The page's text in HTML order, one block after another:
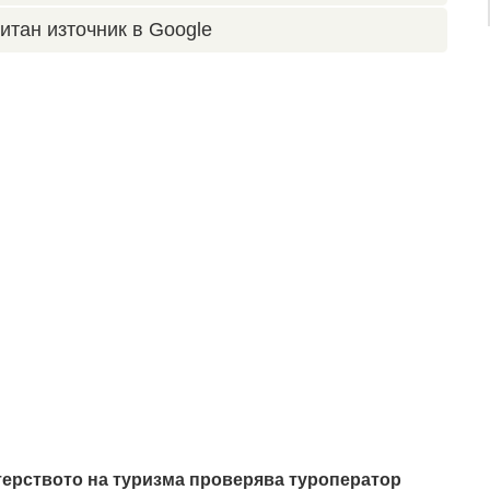
източник в Google
на туризма проверява туроператор